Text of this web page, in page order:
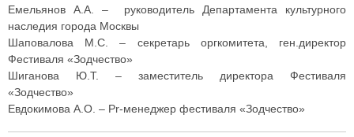
Емельянов А.А. – руководитель Департамента культурного
наследия города Москвы
Шаповалова М.С. – секретарь оргкомитета, ген.директор
Фестиваля «Зодчество»
Шиганова Ю.Т. – заместитель директора Фестиваля
«Зодчество»
Евдокимова А.О. – Pr-менеджер фестиваля «Зодчество»